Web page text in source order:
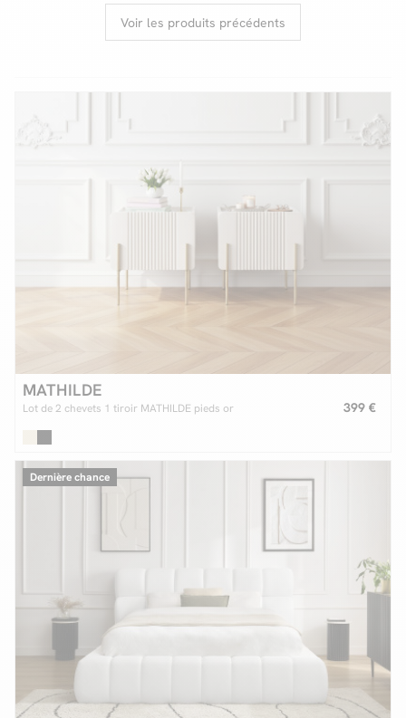
Livraison
Conseil sur mesure
Voir les produits précédents
MATHILDE
Lot de 2 chevets 1 tiroir MATHILDE pieds or 399 €
Dernière chance